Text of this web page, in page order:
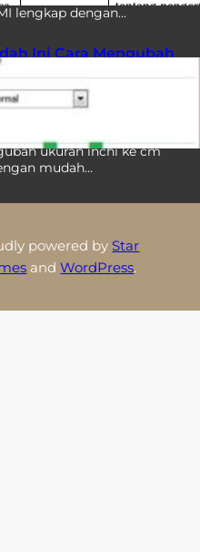
lengkap dengan…
Ini Cara Mengubah
pada Word 2013,
Skripsi dan Laporan
ukuran inchi ke cm
mudah…
powered by Star
andWordPress.